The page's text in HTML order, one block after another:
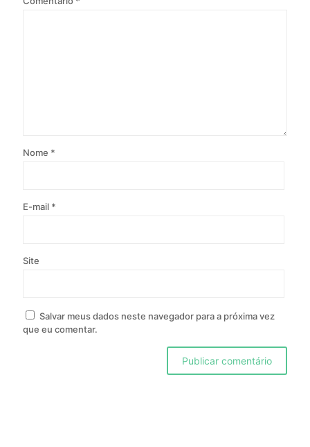
Nome *
E-mail *
Site
Salvar meus dados neste navegador para a próxima vez
que eu comentar.